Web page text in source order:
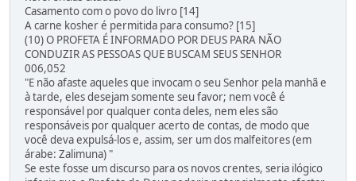
Casamento com o povo do livro [14]
A carne kosher é permitida para consumo? [15]
(10) O PROFETA É INFORMADO POR DEUS PARA NÃO
CONDUZIR AS PESSOAS QUE BUSCAM SEUS SENHOR
006,052
"E não afaste aqueles que invocam o seu Senhor pela manhã e
à tarde, eles desejam somente seu favor; nem você é
responsável por qualquer conta deles, nem eles são
responsáveis por qualquer acerto de contas, de modo que
você deva expulsá-los e, assim, ser um dos malfeitores (em
árabe: Zalimuna) "
Se este fosse um discurso para os novos crentes, seria ilógico